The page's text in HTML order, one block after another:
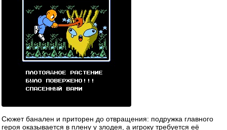
Сюжет банален и приторен до отвращения: подружка главного
героя оказывается в плену у злодея, а игроку требуется её